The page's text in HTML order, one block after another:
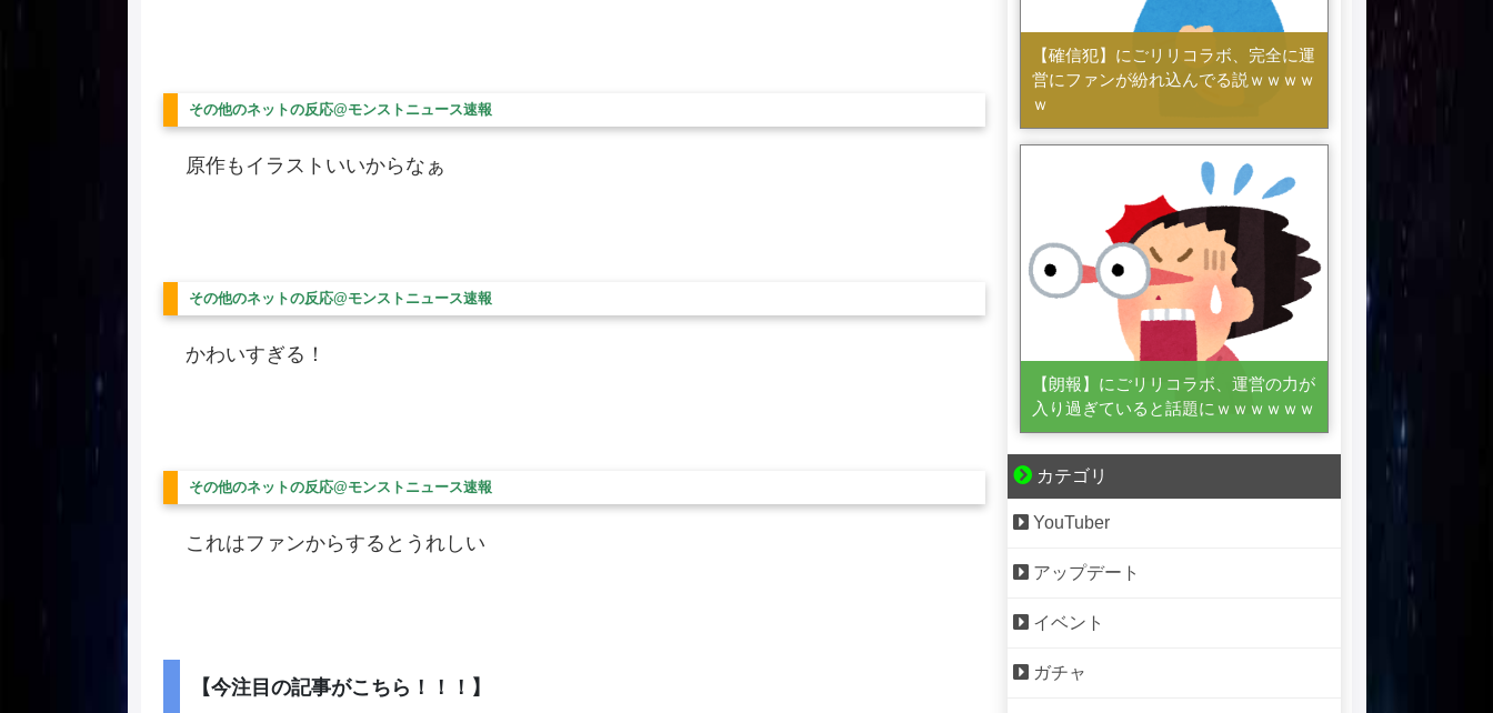
その他のネットの反応@モンストニュース速報
原作もイラストいいからなぁ
その他のネットの反応@モンストニュース速報
かわいすぎる！
その他のネットの反応@モンストニュース速報
これはファンからするとうれしい
【今注目の記事がこちら！！！】
【確信犯】にごリリコラボ、完全に運
営にファンが紛れ込んでる説ｗｗｗｗ
ｗ
【朗報】にごリリコラボ、運営の力が
入り過ぎていると話題にｗｗｗｗｗｗ
カテゴリ
YouTuber
アップデート
イベント
ガチャ